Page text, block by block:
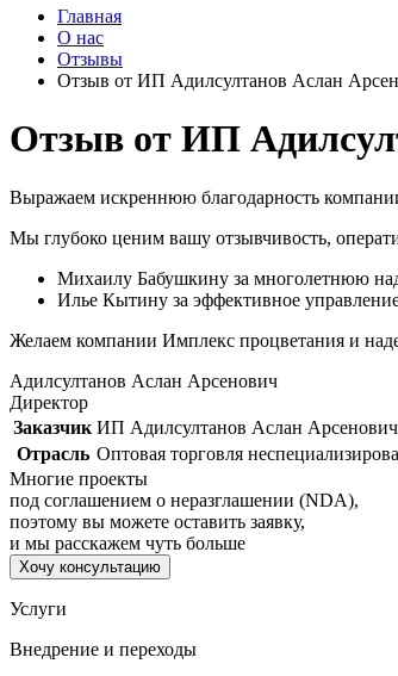
Главная
О нас
Отзывы
Отзыв от ИП Адилсултанов Аслан
Отзыв от ИП
Выражаем искреннюю благодарность
Мы глубоко ценим вашу отзывчивость,
Михаилу Бабушкину за многолетнюю
Илье Кытину за эффективное
Желаем компании Имплекс процветания и
Адилсултанов Аслан Арсенович
Директор
Заказчик ИП Адилсултанов Аслан Арсенович
Отрасль Оптовая торговля
Многие проекты
под соглашением о неразглашении (NDA),
поэтому вы можете оставить заявку,
и мы расскажем чуть больше
Хочу консультацию
Услуги
Внедрение и переходы